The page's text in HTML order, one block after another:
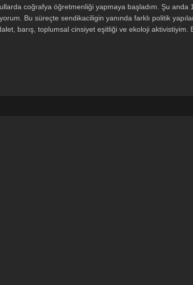
coğrafya öğretmenliği yapmaya başladım. Şu anda
Bu süreçte sendikaciligin yanında farklı politik
barış, toplumsal cinsiyet eşitliği ve ekoloji aktivistiyim.